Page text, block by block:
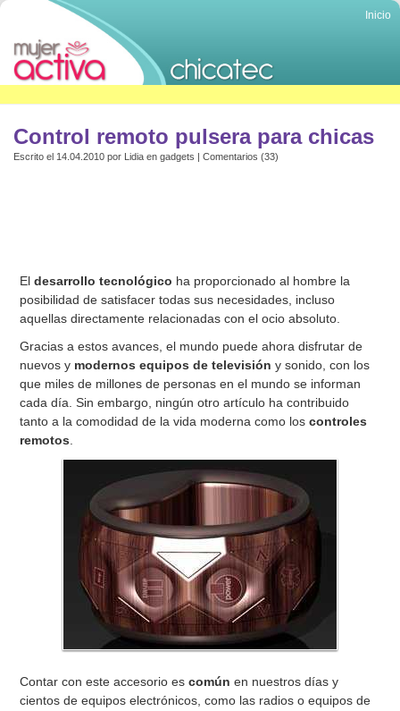
Inicio
Control remoto pulsera para chicas
Escrito el 14.04.2010 por Lidia en gadgets | Comentarios (33)
Eldesarrollo tecnológico ha proporcionado al hombre la
posibilidad de satisfacer todas sus necesidades, incluso
aquellas directamente relacionadas con el ocio absoluto.
Gracias a estos avances, el mundo puede ahora disfrutar de
nuevos y modernos equipos de televisión y sonido, con los
que miles de millones de personas en el mundo se informan
cada día. Sin embargo, ningún otro artículo ha contribuido
tanto a la comodidad de la vida moderna como loscontroles
remotos
Contar con este accesorio escomúnen nuestros días y
cientos de equipos electrónicos, como las radios o equipos de